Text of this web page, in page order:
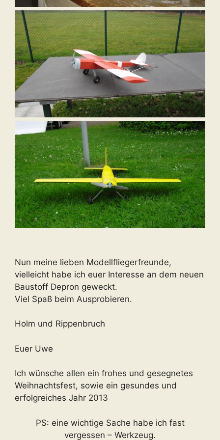
Nun meine lieben Modellfliegerfreunde,
vielleicht habe ich euer Interesse an dem neuen
Baustoff Depron geweckt.
Viel Spaß beim Ausprobieren.
Holm und Rippenbruch
Euer Uwe
Ich wünsche allen ein frohes und gesegnetes
Weihnachtsfest, sowie ein gesundes und
erfolgreiches Jahr 2013
PS: eine wichtige Sache habe ich fast
vergessen – Werkzeug.